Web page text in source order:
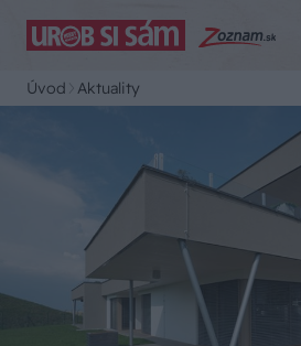
Úvod Aktuality